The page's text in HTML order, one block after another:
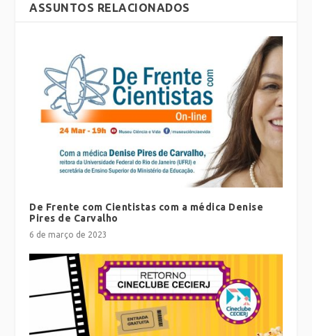
ASSUNTOS RELACIONADOS
De Frente com Cientistas com a médica Denise
Pires de Carvalho
6 de março de 2023